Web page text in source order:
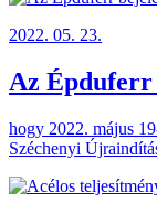
2022. 05. 23.
Az Épduferr
hogy 2022. május
Széchenyi